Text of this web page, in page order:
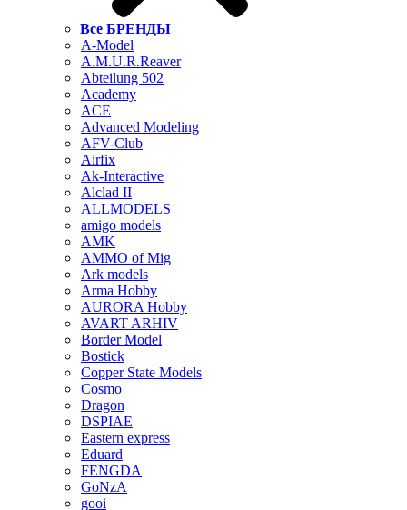
Все БРЕНДЫ
A-Model
A.M.U.R.Reaver
Abteilung 502
Academy
ACE
Advanced Modeling
AFV-Club
Airfix
Ak-Interactive
Alclad II
ALLMODELS
amigo models
AMK
AMMO of Mig
Ark models
Arma Hobby
AURORA Hobby
AVART ARHIV
Border Model
Bostick
Copper State Models
Cosmo
Dragon
DSPIAE
Eastern express
Eduard
FENGDA
GoNzA
gooi